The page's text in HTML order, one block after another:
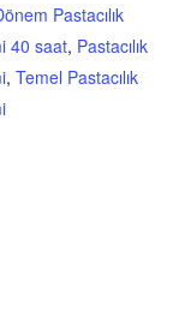
Pastacılık
40 saat, Pastacılık
, Temel Pastacılık